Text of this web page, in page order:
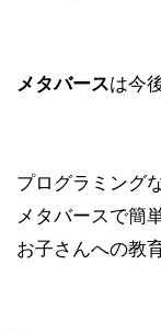
メタバースは今
プログラミング
メタバースで簡
お子さんへの教